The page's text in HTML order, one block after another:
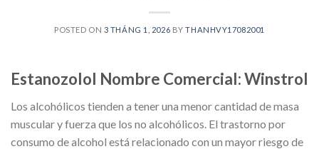
POSTED ON 3 THÁNG 1, 2026 BYTHANHVY17082001
Estanozolol Nombre Comercial: Winstrol
Los alcohólicos tienden a tener una menor cantidad de masa
muscular y fuerza que los no alcohólicos. El trastorno por
consumo de alcohol está relacionado con un mayor riesgo de